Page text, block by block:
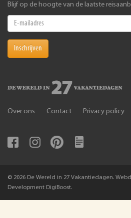
Blijf op de hoogte van de laatste
Inschrijven
Over ons Contact Privacy policy
© 2026 De Wereld in 27 Vakantiedagen.
Development DigiBoost.